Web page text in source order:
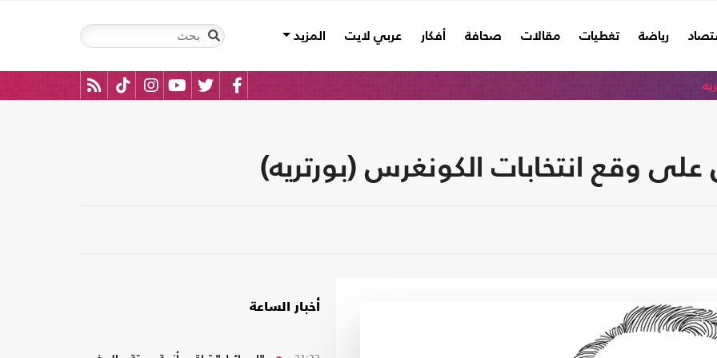
رياضة تغطيات مقالات صحافة أفكار عربي لايت المزيد
وقع انتخابات الكونغرس (بورتريه)
أخبار الساعة